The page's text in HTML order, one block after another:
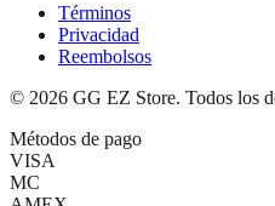
Términos
Privacidad
Reembolsos
© 2026 GG EZ Store. Todos los
Métodos de pago
VISA
MC